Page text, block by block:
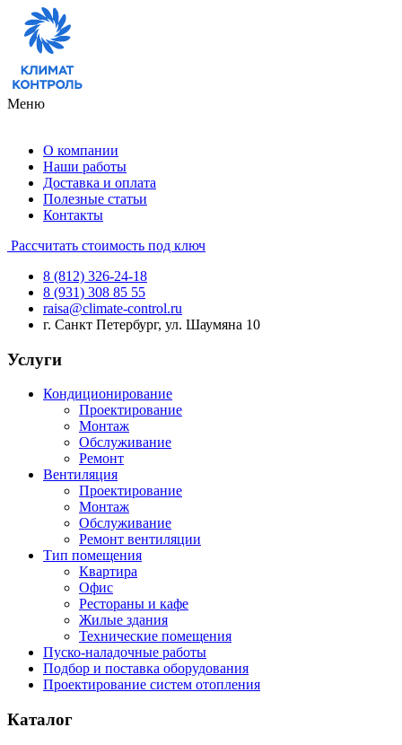
Меню
О компании
Наши работы
Доставка и оплата
Полезные статьи
Контакты
Рассчитать стоимость под ключ
8 (812) 326-24-18
8 (931) 308 85 55
raisa@climate-control.ru
г. Санкт Петербург, ул. Шаумяна 10
Услуги
Кондиционирование
Проектирование
Монтаж
Обслуживание
Ремонт
Вентиляция
Проектирование
Монтаж
Обслуживание
Ремонт вентиляции
Тип помещения
Квартира
Офис
Рестораны и кафе
Жилые здания
Технические помещения
Пуско-наладочные работы
Подбор и поставка оборудования
Проектирование систем отопления
Каталог